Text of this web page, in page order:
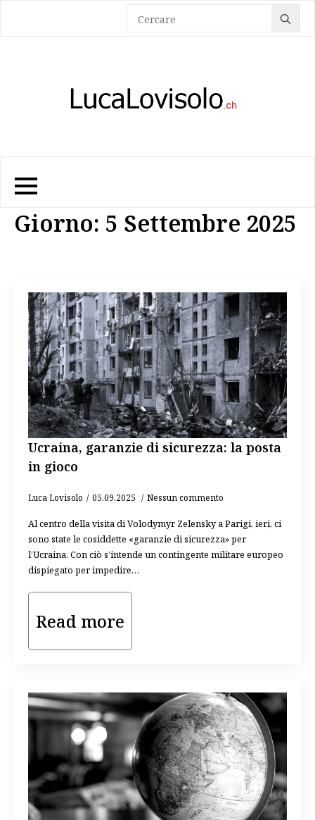
for:
Giorno: 5 Settembre 2025
Ucraina, garanzie di sicurezza: la posta
in gioco
Luca Lovisolo 05.09.2025 Nessun commento
Al centro della visita di Volodymyr Zelensky a Parigi, ieri, ci
sono state le cosiddette «garanzie di sicurezza» per
l’Ucraina. Con ciò s’intende un contingente militare europeo
dispiegato per impedire…
Read more